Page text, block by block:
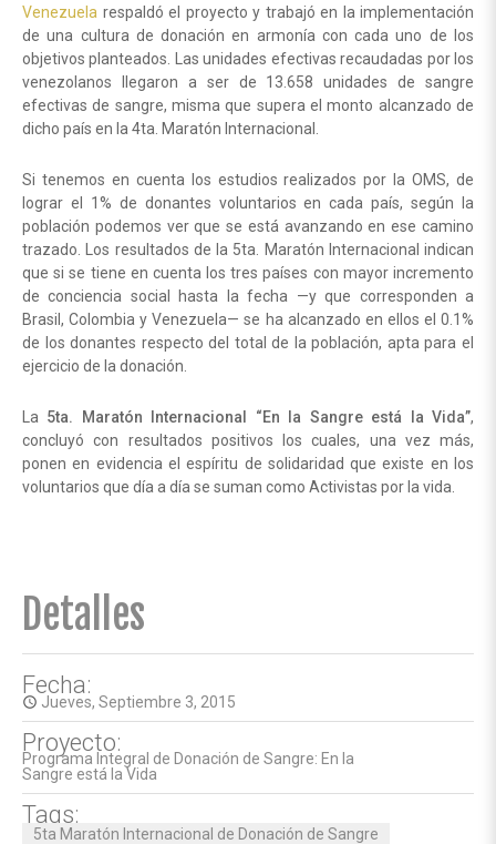
Venezuela respaldó el proyecto y trabajó en la implementación
de una cultura de donación en armonía con cada uno de los
objetivos planteados. Las unidades efectivas recaudadas por los
venezolanos llegaron a ser de 13.658 unidades de sangre
efectivas de sangre, misma que supera el monto alcanzado de
dicho país en la 4ta. Maratón Internacional.
Si tenemos en cuenta los estudios realizados por la OMS, de
lograr el 1% de donantes voluntarios en cada país, según la
población podemos ver que se está avanzando en ese camino
trazado. Los resultados de la 5ta. Maratón Internacional indican
que si se tiene en cuenta los tres países con mayor incremento
de conciencia social hasta la fecha —y que corresponden a
Brasil, Colombia y Venezuela— se ha alcanzado en ellos el 0.1%
de los donantes respecto del total de la población, apta para el
ejercicio de la donación.
La 5ta. Maratón Internacional “En la Sangre está la Vida”,
concluyó con resultados positivos los cuales, una vez más,
ponen en evidencia el espíritu de solidaridad que existe en los
voluntarios que día a día se suman como Activistas por la vida.
Detalles
Fecha:
access_time Jueves, Septiembre 3, 2015
Proyecto:
Programa Integral de Donación de Sangre: En la
Sangre está la Vida
Tags:
5ta Maratón Internacional de Donación de Sangre